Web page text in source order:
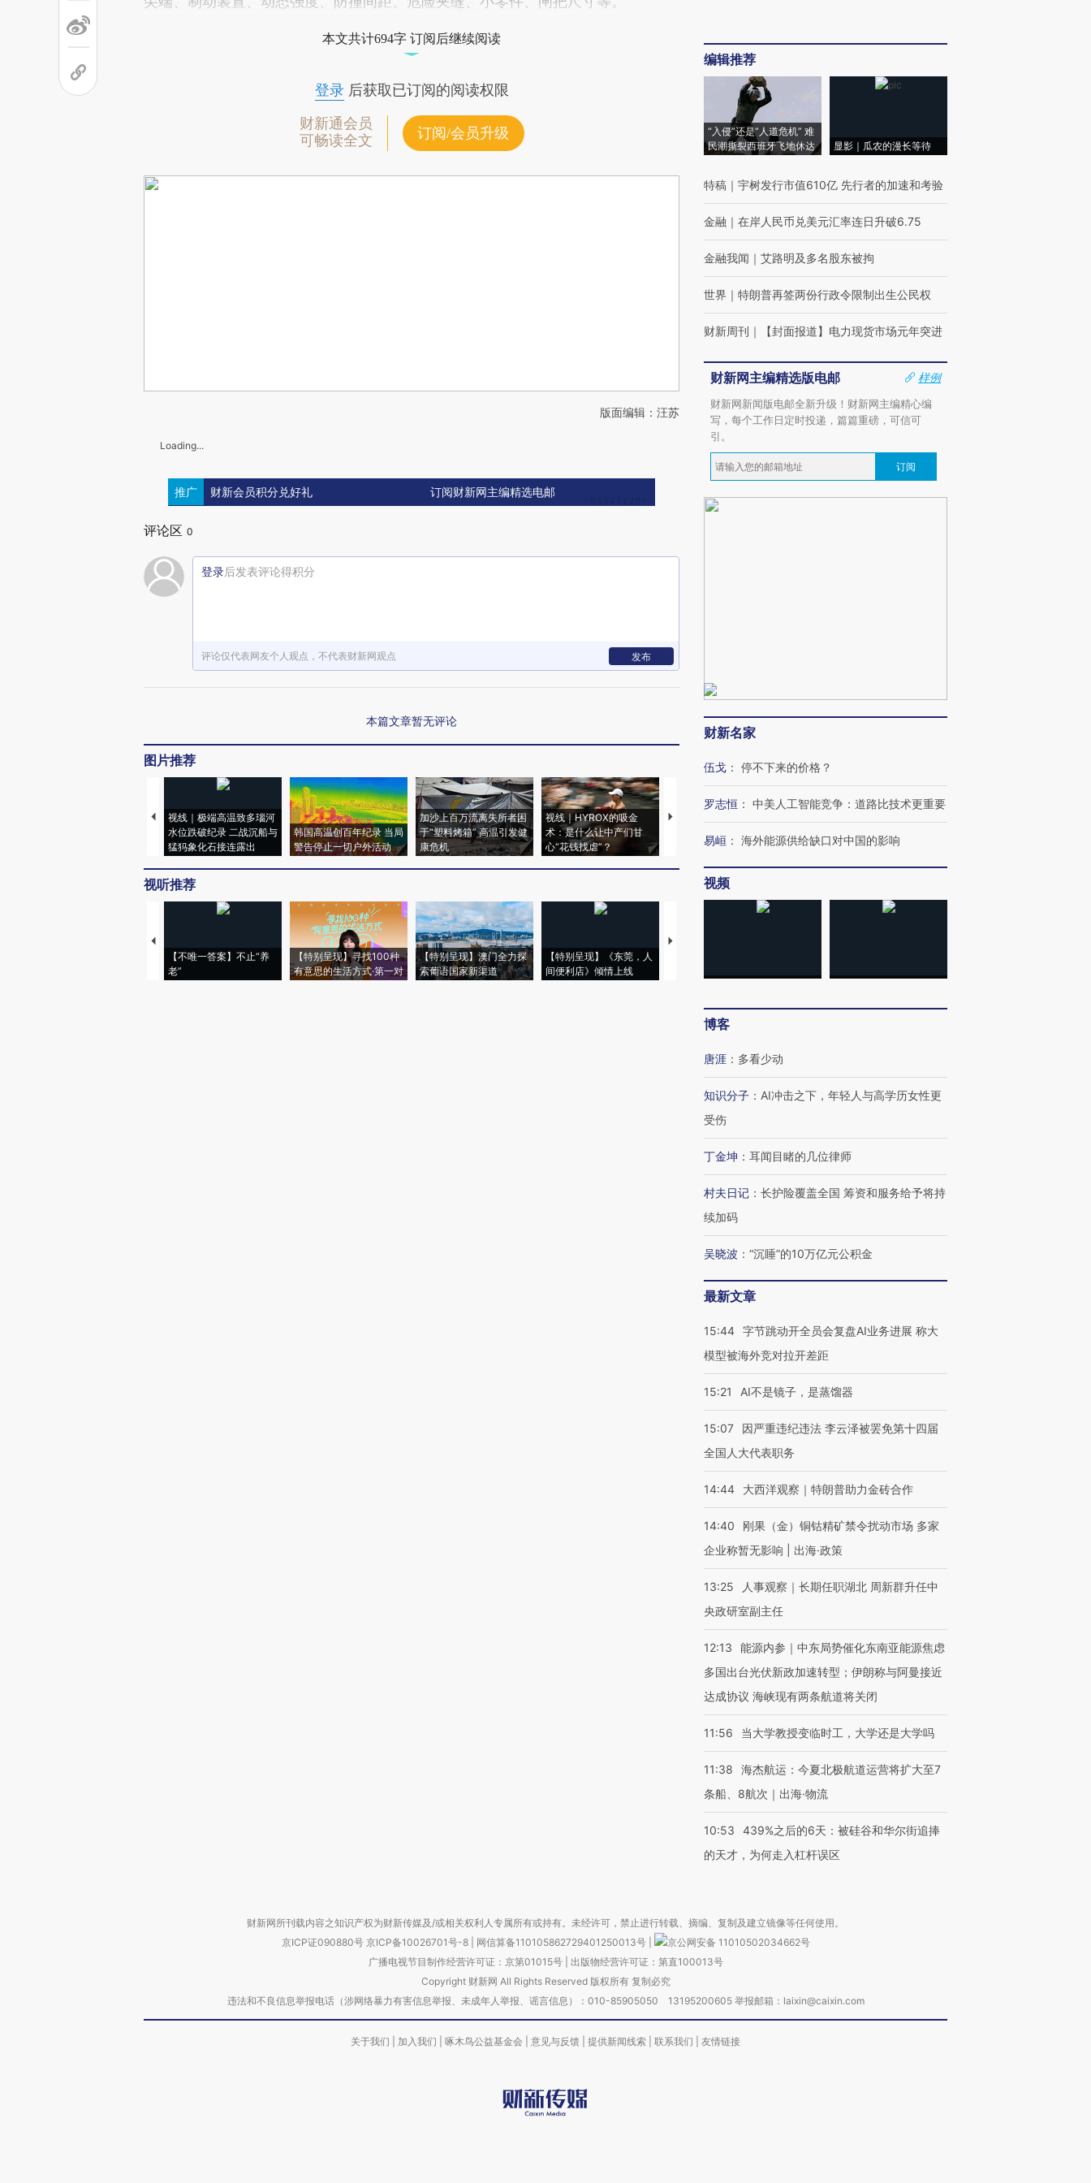
本文共计694字 订阅后继续阅读
登录后获取已订阅的阅读权限
财新通会员
可畅读全文
订阅/会员升级
版面编辑：汪苏
Loading...
推广 财新会员积分兑好礼 订阅财新网主编精选电邮
评论区 0
登录后发表评论得积分
评论仅代表网友个人观点，不代表财新网观点 发布
本篇文章暂无评论
图片推荐
视线｜极端高温致多瑙河
水位跌破纪录 二战沉船与
猛犸象化石接连露出
韩国高温创百年纪录 当局
警告停止一切户外活动
加沙上百万流离失所者困
于“塑料烤箱” 高温引发健
康危机
视线｜HYROX的吸金
术：是什么让中产们甘
心“花钱找虐”？
马航飞行员跨国走私7万
粒摇头丸 尿检体内含3种
度Z世代 用街头抗争将教
育部长拱下台
视听推荐
【不唯一答案】不止“养
老”
【特别呈现】寻找100种
有意思的生活方式·第一对
【特别呈现】澳门全力探
索葡语国家新渠道
【特别呈现】《东莞，人
间便利店》倾情上线
【推广】走进第四届链博
编辑推荐
“入侵”还是“人道危机” 难
民潮撕裂西班牙飞地休达
显影｜瓜农的漫长等待
特稿 ｜ 宇树发行市值610亿 先行者的加速和考验
金融 ｜ 在岸人民币兑美元汇率连日升破6.75
金融我闻 ｜ 艾路明及多名股东被拘
世界 ｜ 特朗普再签两份行政令限制出生公民权
财新周刊 ｜ 【封面报道】电力现货市场元年突进
财新网主编精选版电邮
样例
财新网新闻版电邮全新升级！财新网主编精心编
写，每个工作日定时投递，篇篇重磅，可信可
引。
订阅
财新名家
伍戈 ： 停不下来的价格？
罗志恒 ： 中美人工智能竞争：道路比技术更重要
易峘 ： 海外能源供给缺口对中国的影响
视频
博客
唐涯 ： 多看少动
知识分子 ： AI冲击之下，年轻人与高学历女性更
受伤
丁金坤 ： 耳闻目睹的几位律师
村夫日记 ： 长护险覆盖全国 筹资和服务给予将持
续加码
吴晓波 ： “沉睡”的10万亿元公积金
最新文章
15:44 字节跳动开全员会复盘AI业务进展 称大
模型被海外竞对拉开差距
15:21 AI不是镜子，是蒸馏器
15:07
因严重违纪违法 李云泽被罢免第十四届
全国人大代表职务
14:44 大西洋观察｜特朗普助力金砖合作
14:40
刚果（金）铜钴精矿禁令扰动市场 多家
企业称暂无影响 | 出海·政策
13:25
人事观察｜长期任职湖北 周新群升任中
央政研室副主任
12:13
能源内参｜中东局势催化东南亚能源焦虑
多国出台光伏新政加速转型；伊朗称与阿曼接近
达成协议 海峡现有两条航道将关闭
11:56 当大学教授变临时工，大学还是大学吗
11:38
海杰航运：今夏北极航道运营将扩大至7
条船、8航次｜出海·物流
10:53
439%之后的6天：被硅谷和华尔街追捧
的天才，为何走入杠杆误区
财新网所刊载内容之知识产权为财新传媒及/或相关权利人专属所有或持有。未经许可，禁止进行转载、摘编、复制及建立镜像等任何使用。
京ICP证090880号 京ICP备10026701号-8 网信算备110105862729401250013号
京公网安备 11010502034662号
广播电视节目制作经营许可证：京第01015号| 出版物经营许可证：第直100013号
Copyright 财新网 All Rights Reserved 版权所有 复制必究
违法和不良信息举报电话（涉网络暴力有害信息举报、未成年人举报、谣言信息）：010-85905050 13195200605 举报邮箱：laixin@caixin.com
关于我们 加入我们 啄木鸟公益基金会 意见与反馈 提供新闻线索 联系我们 友情链接